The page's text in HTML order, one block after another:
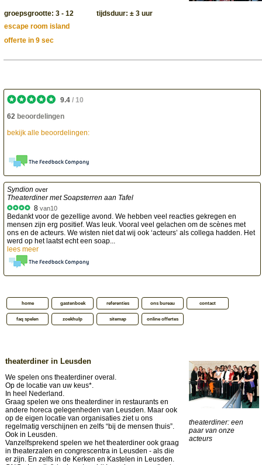
groepsgrootte: 3 - 12 tijdsduur: ± 3 uur
escape room island
offerte in 9 sec
9.4 / 10
62 beoordelingen
bekijk alle beoordelingen:
Syndion over
Theaterdiner met Soapsterren aan Tafel
8 van10
Bedankt voor de gezellige avond. We hebben veel reacties gekregen en
mensen zijn erg positief. Was leuk. Vooral veel gelachen om de scènes met
ons en de acteurs. We wisten niet dat wij ook ‘acteurs’ als collega hadden. Het
werd op het laatst echt een soap...
lees meer
home gastenboek referenties ons bureau contact
faq spelen zoekhulp sitemap online offertes
theaterdiner in Leusden
We spelen ons theaterdiner overal.
Op de locatie van uw keus*.
In heel Nederland.
Graag spelen we ons theaterdiner in restaurants en
andere horeca gelegenheden van Leusden. Maar ook
op de eigen locatie van organisaties ziet u ons
regelmatig verschijnen en zelfs “bij de mensen thuis”.
Ook in Leusden.
Vanzelfsprekend spelen we het theaterdiner ook graag
in theaterzalen en congrescentra in Leusden - als die
er zijn. En zelfs in de Kerken en Kastelen in Leusden.
theaterdiner: een
paar van onze
acteurs